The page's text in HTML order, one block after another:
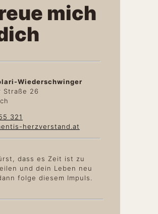
mich
Wiederschwinger
Straße 26
321
herzverstand.at
dass es Zeit ist zu
und dein Leben neu
folge diesem Impuls.